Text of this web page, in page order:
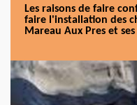
Les raisons de faire
faire l'installation des
Mareau Aux Pres et